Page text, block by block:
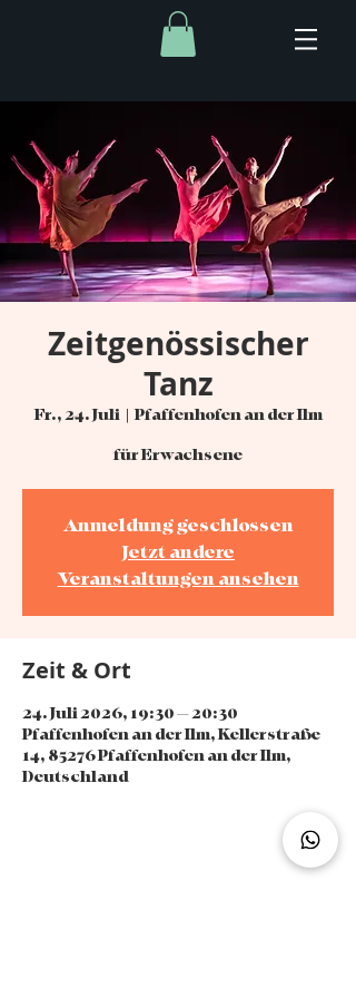
Zeitgenössischer
Tanz
Fr., 24. Juli
  |
Pfaffenhofen an der Ilm
für Erwachsene
Anmeldung geschlossen
Jetzt andere
Veranstaltungen ansehen
Zeit & Ort
24. Juli 2026, 19:30 – 20:30
Pfaffenhofen an der Ilm, Kellerstraße
14, 85276 Pfaffenhofen an der Ilm,
Deutschland